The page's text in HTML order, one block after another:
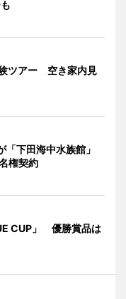
ツアー 空き家内見
下田海中水族館」
権契約
CUP」 優勝賞品は